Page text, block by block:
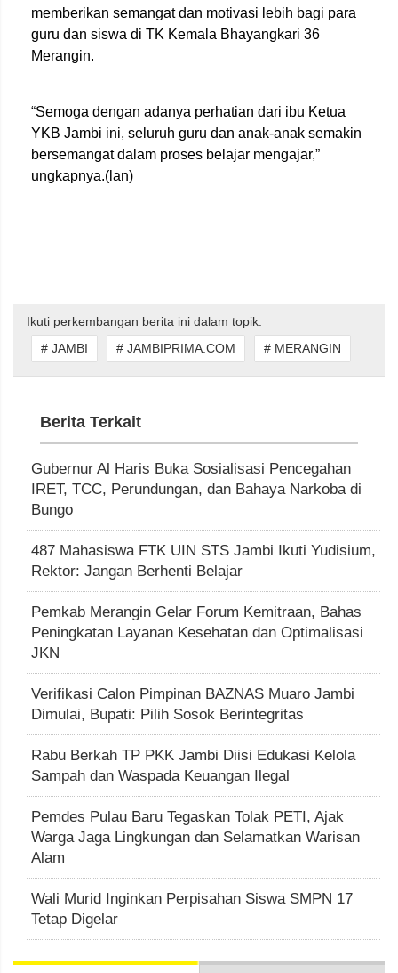
memberikan semangat dan motivasi lebih bagi para
guru dan siswa di TK Kemala Bhayangkari 36
Merangin.
“Semoga dengan adanya perhatian dari ibu Ketua
YKB Jambi ini, seluruh guru dan anak-anak semakin
bersemangat dalam proses belajar mengajar,”
ungkapnya.(lan)
Ikuti perkembangan berita ini dalam topik:
# JAMBI
# JAMBIPRIMA.COM # MERANGIN
Berita Terkait
Gubernur Al Haris Buka Sosialisasi Pencegahan
IRET, TCC, Perundungan, dan Bahaya Narkoba di
Bungo
487 Mahasiswa FTK UIN STS Jambi Ikuti Yudisium,
Rektor: Jangan Berhenti Belajar
Pemkab Merangin Gelar Forum Kemitraan, Bahas
Peningkatan Layanan Kesehatan dan Optimalisasi
JKN
Verifikasi Calon Pimpinan BAZNAS Muaro Jambi
Dimulai, Bupati: Pilih Sosok Berintegritas
Rabu Berkah TP PKK Jambi Diisi Edukasi Kelola
Sampah dan Waspada Keuangan Ilegal
Pemdes Pulau Baru Tegaskan Tolak PETI, Ajak
Warga Jaga Lingkungan dan Selamatkan Warisan
Alam
Wali Murid Inginkan Perpisahan Siswa SMPN 17
Tetap Digelar